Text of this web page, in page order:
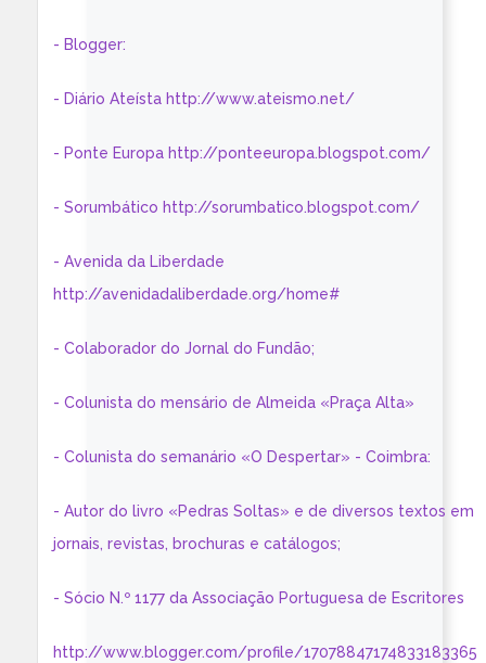
- Blogger:
- Diário Ateísta http://www.ateismo.net/
- Ponte Europa http://ponteeuropa.blogspot.com/
- Sorumbático http://sorumbatico.blogspot.com/
- Avenida da Liberdade
http://avenidadaliberdade.org/home#
- Colaborador do Jornal do Fundão;
- Colunista do mensário de Almeida «Praça Alta»
- Colunista do semanário «O Despertar» - Coimbra:
- Autor do livro «Pedras Soltas» e de diversos textos em
jornais, revistas, brochuras e catálogos;
- Sócio N.º 1177 da Associação Portuguesa de Escritores
http://www.blogger.com/profile/17078847174833183365